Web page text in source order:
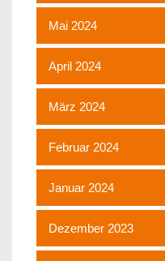
Mai 2024
April 2024
März 2024
Februar 2024
Januar 2024
Dezember 2023